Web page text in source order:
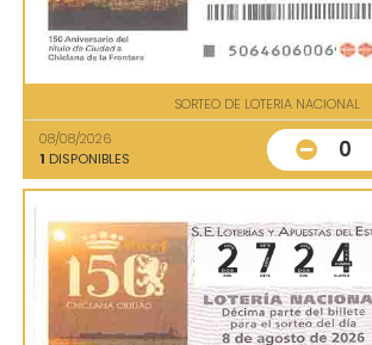
SORTEO DE LOTERIA NACIONAL
08/08/2026
1 DISPONIBLES 0